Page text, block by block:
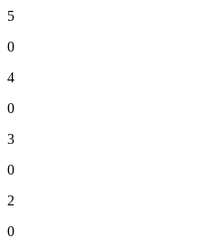
5
0
4
0
3
0
2
0